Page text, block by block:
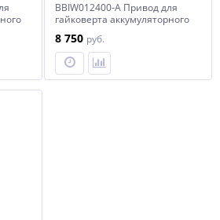
BBIW012400-A Привод для
гайковерта аккумуляторного
8 750 руб.